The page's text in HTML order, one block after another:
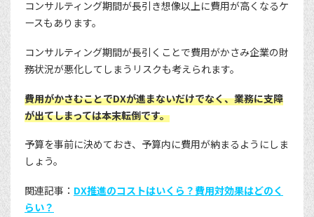
コンサルティング期間が長引き想像以上に費用が高くなるケ
ースもあります。
コンサルティング期間が長引くことで費用がかさみ企業の財
務状況が悪化してしまうリスクも考えられます。
費用がかさむことでDXが進まないだけでなく、業務に支障
が出てしまっては本末転倒です。
予算を事前に決めておき、予算内に費用が納まるようにしま
しょう。
関連記事： DX推進のコストはいくら？費用対効果はどのく
らい？